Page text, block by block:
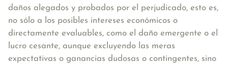
daños alegados y probados por el perjudicado, esto es,
no sólo a los posibles intereses económicos o
directamente evaluables, como el daño emergente o el
lucro cesante, aunque excluyendo las meras
expectativas o ganancias dudosas o contingentes, sino